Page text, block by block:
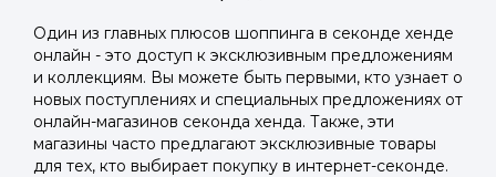
Один из главных плюсов шоппинга в секонде хенде
онлайн - это доступ к эксклюзивным предложениям
и коллекциям. Вы можете быть первыми, кто узнает о
новых поступлениях и специальных предложениях от
онлайн-магазинов секонда хенда. Также, эти
магазины часто предлагают эксклюзивные товары
для тех, кто выбирает покупку в интернет-секонде.